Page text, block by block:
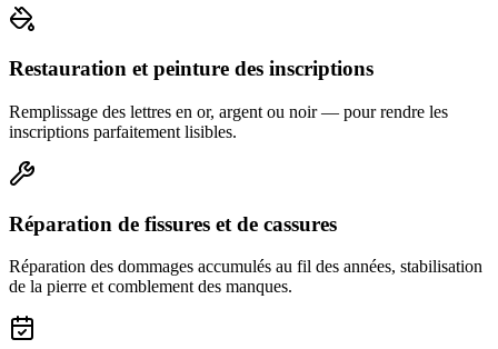
Restauration et peinture des inscriptions
Remplissage des lettres en or, argent ou noir — pour rendre les
inscriptions parfaitement lisibles.
Réparation de fissures et de cassures
Réparation des dommages accumulés au fil des années, stabilisation
de la pierre et comblement des manques.